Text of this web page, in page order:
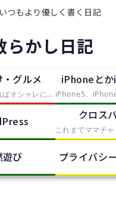
つもより優しく書く日記
グルメ
カメラ持ってればオシャレになれるという動機で買ったEosKissDigitalを中心に、大した知識の無い中むやみやたらとシャッタースイッチを押していく記事。無駄に持っているPhotoShopCS2やIllustratorCS2、AfterEffectsなどの画像や動画の処理ソフトも少しずつ使って、体験記をレポートします。
iPhoneと
クロス
遊び プライバシ